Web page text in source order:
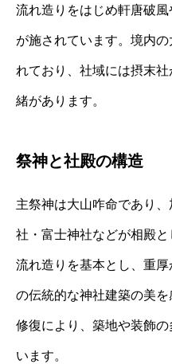
流れ造りをはじめ軒唐破
が施されています。境内
れており、社域には摂末
緒があります。
祭神と社殿の構造
主祭神は大山咋命であり
社・富士神社などが相殿
流れ造りを基本とし、重
の伝統的な神社建築の美
修復により、築地や装飾
います。